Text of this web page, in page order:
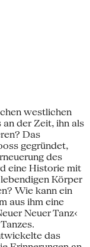
westlichen
der Zeit, ihn als
Das
gegründet,
des
eine Historie mit
Körper
Wie kann ein
aus ihm eine
Neuer Tanz‹
das